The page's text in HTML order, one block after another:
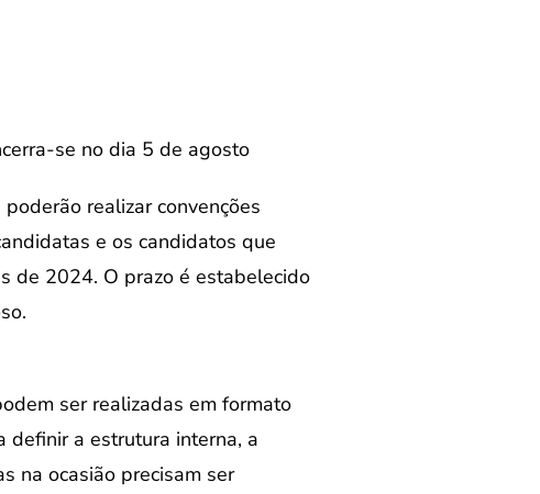
se no dia 5 de agosto
realizar convenções
e os candidatos que
de 2024. O prazo é estabelecido
ser realizadas em formato
definir a estrutura interna, a
na ocasião precisam ser